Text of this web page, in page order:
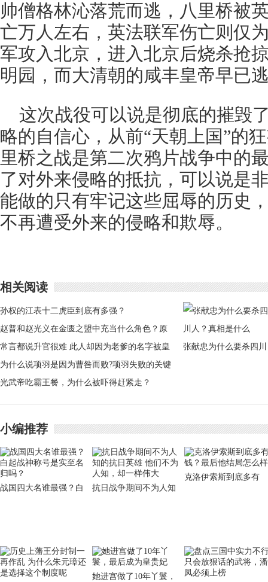
帅僧格林沁落荒而逃，八里桥被
亡万人左右，英法联军伤亡则仅
军攻入北京，进入北京后烧杀抢
明园，而大清朝的咸丰皇帝早已
这次战役可以说是彻底的摧毁
略的自信心，从前“天朝上国”的
里桥之战是第二次鸦片战争中的
了对外来侵略的抵抗，可以说是
能做的只有牢记这些屈辱的历史
不再遭受外来的侵略和欺辱。
相关阅读
孙权的江表十二虎臣到底有多强？
赵普和赵光义在金匮之盟中充当什么角色？原
来是一场骗局
常言都说升官很难 此人却因为老爹的名字被皇
帝连升三级
为什么说项羽是因为曹咎而败?项羽失败的关键
之战在什么地方？
光武帝吃霸王餐，为什么被吓得赶紧走？
张献忠为什么要杀四川
小编推荐
战国四大名谁最强？白
抗日战争期间不为人知
克洛伊索斯到底多有
她进宫做了10年丫鬟，